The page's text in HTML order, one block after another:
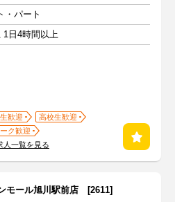
・パート
1日4時間以上
歓迎
高校生歓迎
ク歓迎
人一覧を見る
モール旭川駅前店 [2611]